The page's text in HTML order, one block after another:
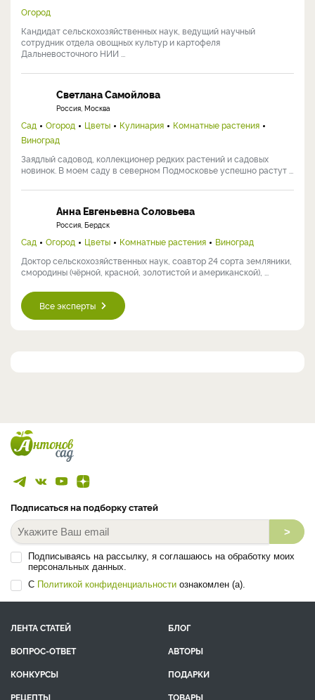
Огород
Кандидат сельскохозяйственных наук, ведущий научный
сотрудник отдела овощных культур и картофеля
Дальневосточного НИИ ...
Светлана Самойлова
Россия, Москва
Сад Огород Цветы Кулинария
Комнатные растения
Виноград
Заядлый садовод, коллекционер редких растений и садовых
новинок. В моем саду в северном Подмосковье успешно растут ...
Анна Евгеньевна Соловьева
Россия, Бердск
Сад Огород Цветы Комнатные растения
Виноград
Доктор сельскохозяйственных наук, соавтор 24 сорта земляники,
смородины (чёрной, красной, золотистой и американской), ...
Все эксперты
Подписаться на подборку статей
>
Подписываясь на рассылку, я соглашаюсь на обработку моих
персональных данных.
С Политикой конфиденциальности ознакомлен (а).
ЛЕНТА СТАТЕЙ
БЛОГ
ВОПРОС-ОТВЕТ
АВТОРЫ
КОНКУРСЫ
ПОДАРКИ
РЕЦЕПТЫ
ТОВАРЫ